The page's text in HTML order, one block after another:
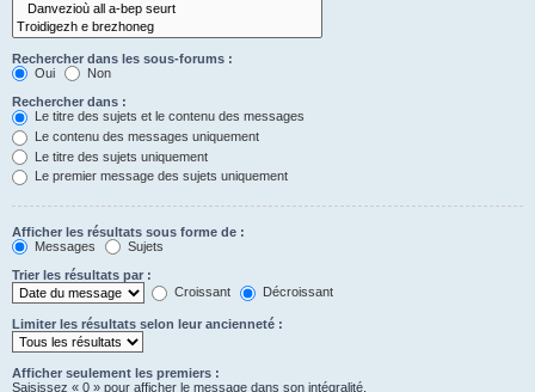
Rechercher dans les sous-forums :
Oui
Non
Rechercher dans :
Le titre des sujets et le contenu des messages
Le contenu des messages uniquement
Le titre des sujets uniquement
Le premier message des sujets uniquement
Afficher les résultats sous forme de :
Messages
Sujets
Trier les résultats par :
Croissant
Décroissant
Limiter les résultats selon leur ancienneté :
Afficher seulement les premiers :
Saisissez « 0 » pour afficher le message dans son intégralité.